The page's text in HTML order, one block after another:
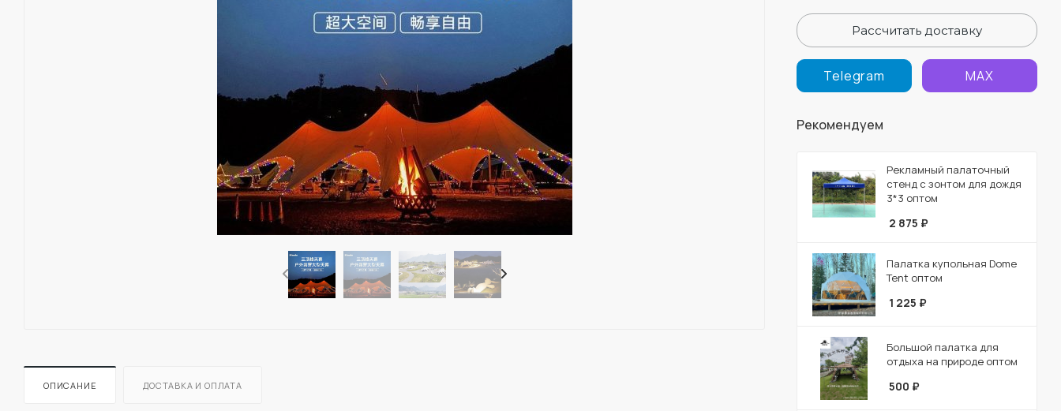
ОПИСАНИЕ ДОСТАВКА И ОПЛАТА
Рассчитать доставку
Telegram MAX
Рекомендуем
Рекламный палаточный
стенд с зонтом для дождя
3*3 оптом
2 875 ₽
Палатка купольная Dome
Tent оптом
1 225 ₽
Большой палатка для
отдыха на природе оптом
500 ₽